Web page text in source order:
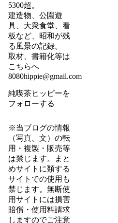
5300超。
建造物、公園遊
具、大衆食堂、看
板など、昭和が残
る風景の記録。
取材、書籍化等は
こちらへ
8080hippie@gmail.com
純喫茶ヒッピーを
フォローする
※当ブログの情報
（写真、文）の転
用・複製・販売等
は禁じます。まと
めサイトに類する
サイトでの使用も
禁じます。無断使
用サイトには損害
賠償・使用料請求
しますのでご注意